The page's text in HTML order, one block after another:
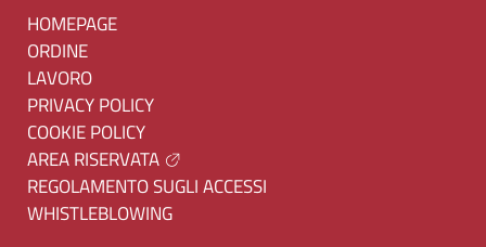
HOMEPAGE
ORDINE
LAVORO
PRIVACY POLICY
COOKIE POLICY
AREA RISERVATA
REGOLAMENTO SUGLI ACCESSI
WHISTLEBLOWING